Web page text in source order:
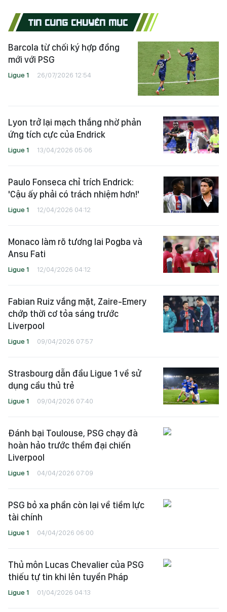
TIN CÙNG CHUYÊN MỤC
Barcola từ chối ký hợp đồng
mới với PSG
Ligue 1 26/07/2026 12:54
Lyon trở lại mạch thắng nhờ phản
ứng tích cực của Endrick
Ligue 1 13/04/2026 05:06
Paulo Fonseca chỉ trích Endrick:
'Cậu ấy phải có trách nhiệm hơn!'
Ligue 1 12/04/2026 04:12
Monaco làm rõ tương lai Pogba và
Ansu Fati
Ligue 1 12/04/2026 04:12
Fabian Ruiz vắng mặt, Zaire-Emery
chớp thời cơ tỏa sáng trước
Liverpool
Ligue 1 09/04/2026 07:57
Strasbourg dẫn đầu Ligue 1 về sử
dụng cầu thủ trẻ
Ligue 1 09/04/2026 07:40
Đánh bại Toulouse, PSG chạy đà
hoàn hảo trước thềm đại chiến
Liverpool
Ligue 1 04/04/2026 07:09
PSG bỏ xa phần còn lại về tiềm lực
tài chính
Ligue 1 04/04/2026 06:00
Thủ môn Lucas Chevalier của PSG
thiếu tự tin khi lên tuyển Pháp
Ligue 1 01/04/2026 04:13